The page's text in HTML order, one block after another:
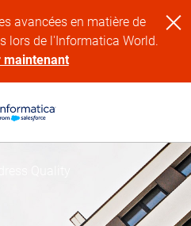
avancées en matière de
lors de l'Informatica World.
maintenant